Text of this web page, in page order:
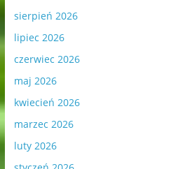
sierpień 2026
lipiec 2026
czerwiec 2026
maj 2026
kwiecień 2026
marzec 2026
luty 2026